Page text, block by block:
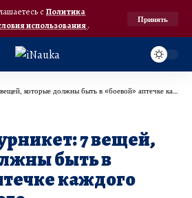
с Политика
использования.
Принять
которые должны быть в «боевой» аптечке каждого гражданского
7 вещей,
быть в
каждого